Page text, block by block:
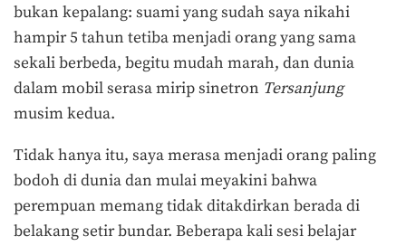
bukan kepalang: suami yang sudah saya nikahi
hampir 5 tahun tetiba menjadi orang yang sama
sekali berbeda, begitu mudah marah, dan dunia
dalam mobil serasa mirip sinetron Tersanjung
musim kedua.
Tidak hanya itu, saya merasa menjadi orang paling
bodoh di dunia dan mulai meyakini bahwa
perempuan memang tidak ditakdirkan berada di
belakang setir bundar. Beberapa kali sesi belajar